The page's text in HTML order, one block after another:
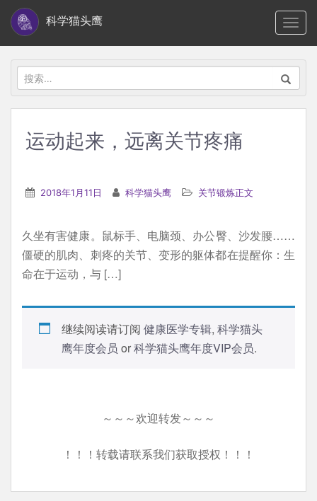
i
科学猫头鹰
搜
索：
运动起来，远离关节疼痛
2018年1月11日 科学猫头鹰 关节锻炼正文
久坐有害健康。鼠标手、电脑颈、办公臀、沙发腰……
僵硬的肌肉、刺疼的关节、变形的躯体都在提醒你：生
命在于运动，与 […]
继续阅读请订阅 健康医学专辑, 科学猫头
鹰年度会员 or科学猫头鹰年度VIP会员.
～～～欢迎转发～～～
！！！转载请联系我们获取授权！！！